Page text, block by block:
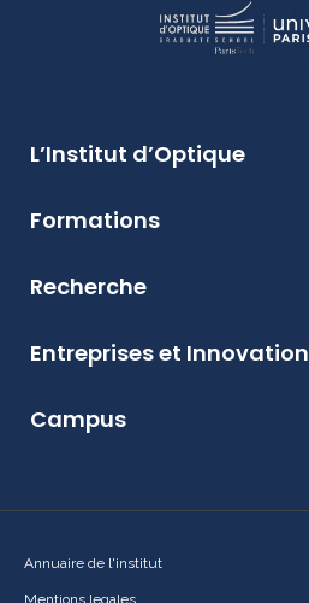
L’Institut d’Optique
Formations
Recherche
Entreprises et Innovation
Campus
Annuaire de l'institut
Mentions legales